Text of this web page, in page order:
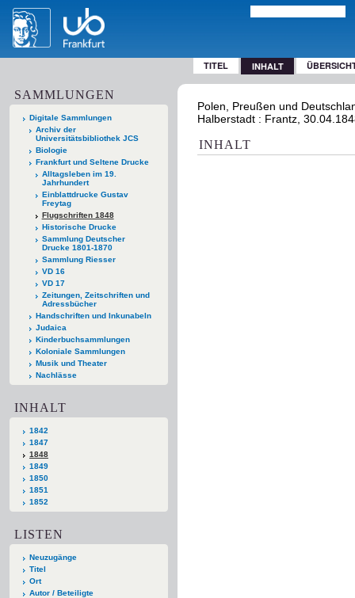
TITEL INHALT
SAMMLUNGEN
Digitale Sammlungen
Archiv der
Universitätsbibliothek JCS
Biologie
Frankfurt und Seltene Drucke
Alltagsleben im 19.
Jahrhundert
Einblattdrucke Gustav
Freytag
Flugschriften 1848
Historische Drucke
Sammlung Deutscher
Drucke 1801-1870
Sammlung Riesser
VD 16
VD 17
Zeitungen, Zeitschriften und
Adressbücher
Handschriften und Inkunabeln
Judaica
Kinderbuchsammlungen
Koloniale Sammlungen
Musik und Theater
Nachlässe
INHALT
1842
1847
1848
1849
1850
1851
1852
LISTEN
Neuzugänge
Titel
Ort
Autor / Beteiligte
Polen, Preußen und
Halberstadt : Frantz,
INHALT